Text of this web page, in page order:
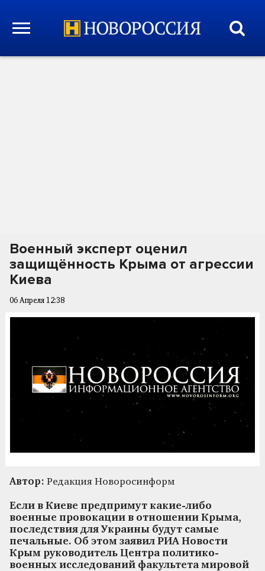
Военный эксперт оценил
защищённость Крыма от агрессии
Киева
06 Апреля 12:38
Автор: Редакция Новоросинформ
Если в Киеве предпримут какие-либо
военные провокации в отношении Крыма,
последствия для Украины будут самые
печальные. Об этом заявил РИА Новости
Крым руководитель Центра политико-
военных исследований факультета мировой